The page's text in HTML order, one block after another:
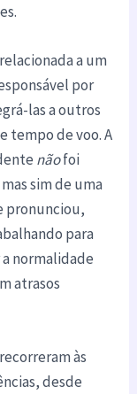
a um
por
las a outros
tempo de voo. A
nãofoi
sim de uma
pronunciou,
para
normalidade
atrasos
às
desde